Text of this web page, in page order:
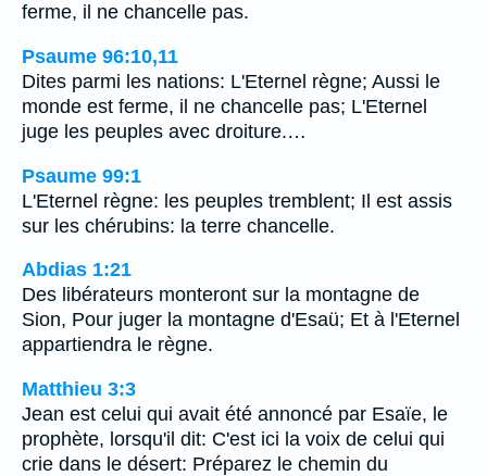
ferme, il ne chancelle pas.
Psaume 96:10,11
Dites parmi les nations: L'Eternel règne; Aussi le
monde est ferme, il ne chancelle pas; L'Eternel
juge les peuples avec droiture.…
Psaume 99:1
L'Eternel règne: les peuples tremblent; Il est assis
sur les chérubins: la terre chancelle.
Abdias 1:21
Des libérateurs monteront sur la montagne de
Sion, Pour juger la montagne d'Esaü; Et à l'Eternel
appartiendra le règne.
Matthieu 3:3
Jean est celui qui avait été annoncé par Esaïe, le
prophète, lorsqu'il dit: C'est ici la voix de celui qui
crie dans le désert: Préparez le chemin du